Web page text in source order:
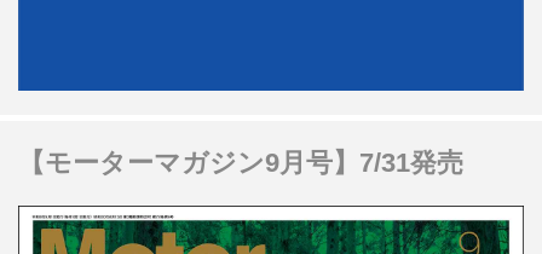
【モーターマガジン9月号】7/31発売